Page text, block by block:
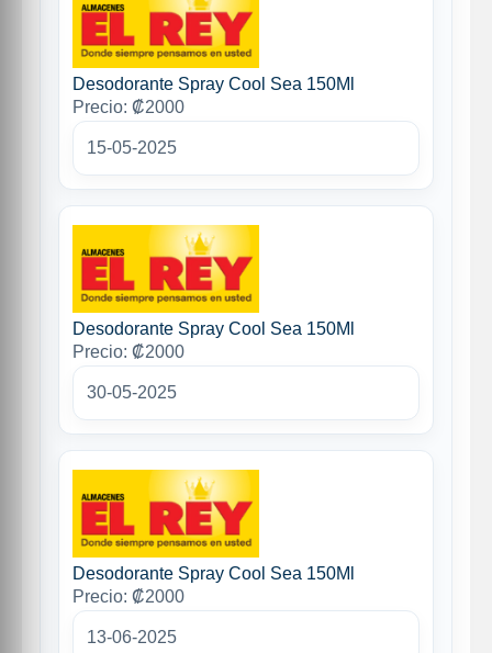
Desodorante Spray Cool Sea 150Ml
Precio: ₡2000
15-05-2025
Desodorante Spray Cool Sea 150Ml
Precio: ₡2000
30-05-2025
Desodorante Spray Cool Sea 150Ml
Precio: ₡2000
13-06-2025